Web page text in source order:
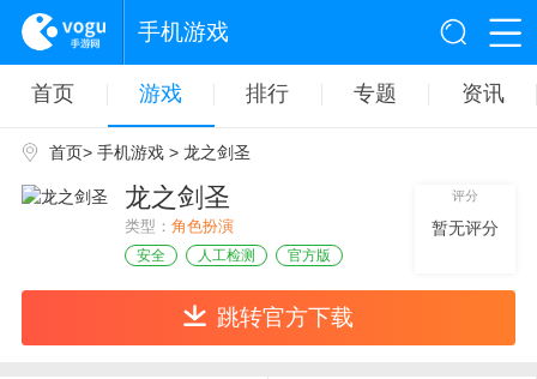
手机游戏
首页 游戏 排行 专题 资讯
首页> 手机游戏> 龙之剑圣
龙之剑圣
类型： 角色扮演
安全 人工检测 官方版
评分
暂无评分
跳转官方下载